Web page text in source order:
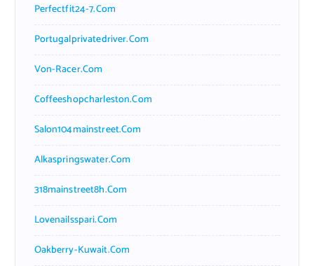
Perfectfit24-7.com
Portugalprivatedriver.com
Von-Racer.com
Coffeeshopcharleston.com
Salon104mainstreet.com
Alkaspringswater.com
318mainstreet8h.com
Lovenailsspari.com
Oakberry-Kuwait.com